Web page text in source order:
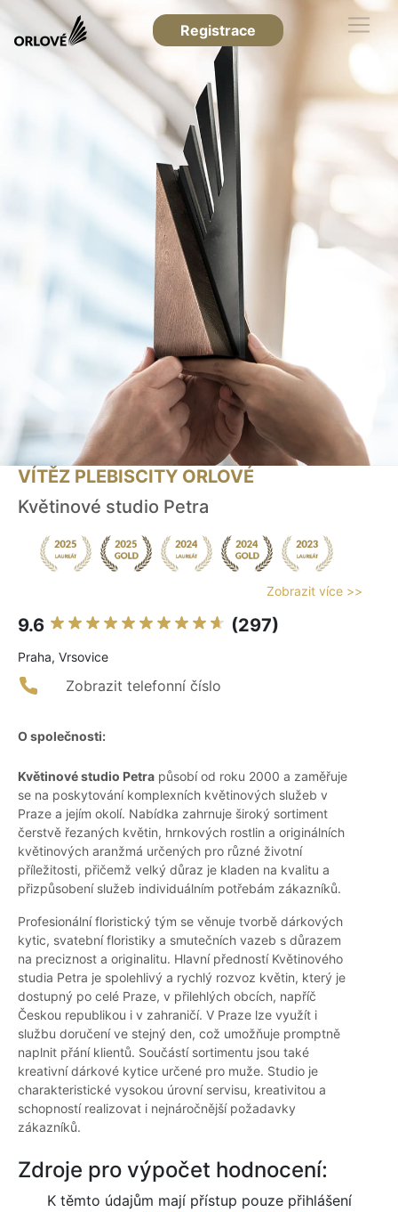
Registrace
VÍTĚZ PLEBISCITY ORLOVÉ
Květinové studio Petra
Zobrazit více >>
9.6 (297)
Praha, Vrsovice
Zobrazit telefonní číslo
O společnosti:
Květinové studio Petra působí od roku 2000 a zaměřuje
se na poskytování komplexních květinových služeb v
Praze a jejím okolí. Nabídka zahrnuje široký sortiment
čerstvě řezaných květin, hrnkových rostlin a originálních
květinových aranžmá určených pro různé životní
příležitosti, přičemž velký důraz je kladen na kvalitu a
přizpůsobení služeb individuálním potřebám zákazníků.
Profesionální floristický tým se věnuje tvorbě dárkových
kytic, svatební floristiky a smutečních vazeb s důrazem
na preciznost a originalitu. Hlavní předností Květinového
studia Petra je spolehlivý a rychlý rozvoz květin, který je
dostupný po celé Praze, v přilehlých obcích, napříč
Českou republikou i v zahraničí. V Praze lze využít i
službu doručení ve stejný den, což umožňuje promptně
naplnit přání klientů. Součástí sortimentu jsou také
kreativní dárkové kytice určené pro muže. Studio je
charakteristické vysokou úrovní servisu, kreativitou a
schopností realizovat i nejnáročnější požadavky
zákazníků.
Zdroje pro výpočet hodnocení:
K těmto údajům mají přístup pouze přihlášení